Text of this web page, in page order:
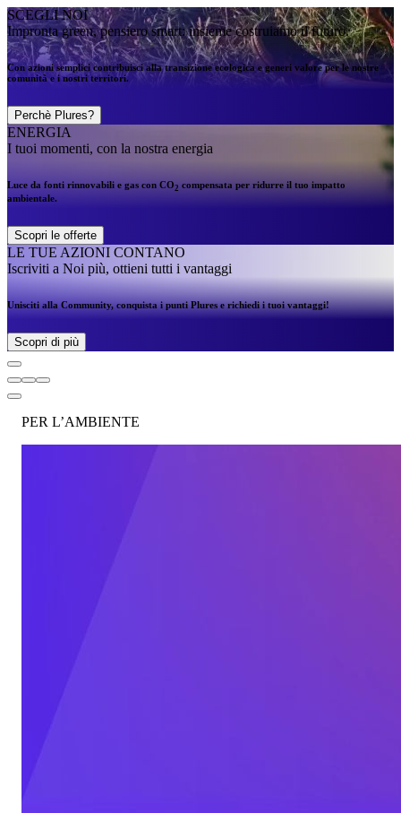
SCEGLI NOI
Impronta green, pensiero smart: insieme costruiamo il futuro.
Con azioni semplici contribuisci alla transizione ecologica e generi valore per le nostre
comunità e i nostri territori.
Perchè Plures?
ENERGIA
I tuoi momenti, con la nostra energia
Luce da fonti rinnovabili e gas con CO2 compensata per ridurre il tuo impatto
ambientale.
Scopri le offerte
LE TUE AZIONI CONTANO
Iscriviti a Noi più, ottieni tutti i vantaggi
Unisciti alla Community, conquista i punti Plures e richiedi i tuoi vantaggi!
Scopri di più
PER L’AMBIENTE